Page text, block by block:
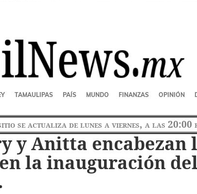
TAMAULIPAS PAÍS MUNDO FINANZAS OPINIÓN
se actualiza de lunes a viernes, a las 20:00
y Anitta encabezan
la inauguración